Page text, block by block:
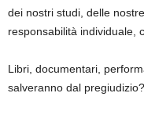
dei nostri studi, delle
responsabilità individuale,
Libri, documentari,
salveranno dal pregiudizio?